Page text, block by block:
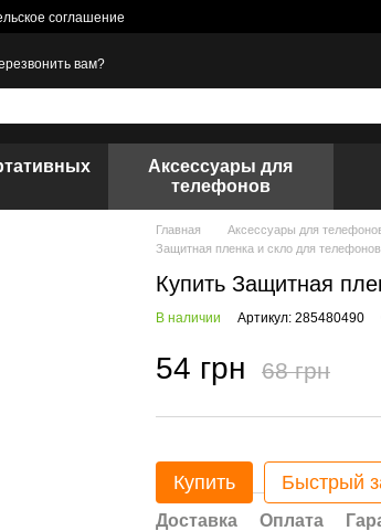
соглашение
вам?
Аксессуары для
телефонов
Главная Аксессуары для
Защитная пленка и скло для
Купить Защитная
В наличии Артикул: 285480490
54 грн 68 грн
Купить Быстрый
Доставка Оплата